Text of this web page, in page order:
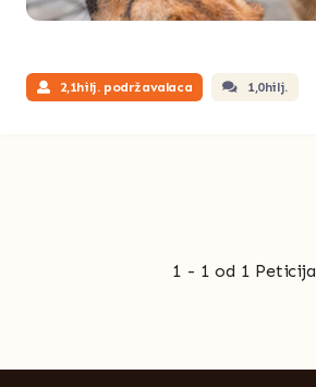
2,1hilj. podržavalaca 1,0hilj.
1 - 1 od 1 Peticija